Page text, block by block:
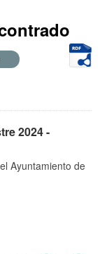
2024 -
Ayuntamiento de